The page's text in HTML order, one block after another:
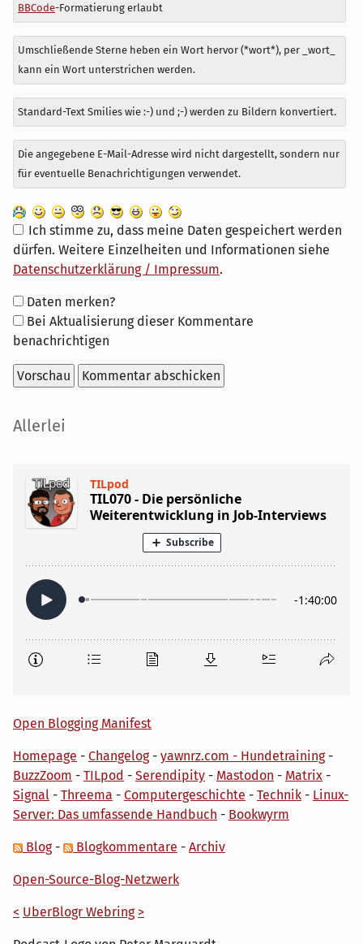
BBCode-Formatierung erlaubt
Umschließende Sterne heben ein Wort hervor (*wort*), per _wort_
kann ein Wort unterstrichen werden.
Standard-Text Smilies wie :-) und ;-) werden zu Bildern konvertiert.
Die angegebene E-Mail-Adresse wird nicht dargestellt, sondern nur
für eventuelle Benachrichtigungen verwendet.
Ich stimme zu, dass meine Daten gespeichert werden
dürfen. Weitere Einzelheiten und Informationen siehe
Datenschutzerklärung / Impressum.
Formular-
Optionen
Daten merken?
Bei Aktualisierung dieser Kommentare
benachrichtigen
Seitenleiste
Allerlei
Open Blogging Manifest
Homepage - Changelog- yawnrz.com - Hundetraining-
BuzzZoom - TILpod - Serendipity - Mastodon - Matrix -
Signal - Threema - Computergeschichte - Technik - Linux-
Server: Das umfassende Handbuch - Bookwyrm
Blog- Blogkommentare - Archiv
Open-Source-Blog-Netzwerk
< UberBlogr Webring >